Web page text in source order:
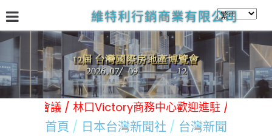
維特利行銷商業有限公司
關於我們 台灣國際房地產展 林口Victory商務中心 日
活動 會議 / 林口Victory商務中心歡迎進駐 / 南投
首頁 日本台灣新聞社
台灣新聞